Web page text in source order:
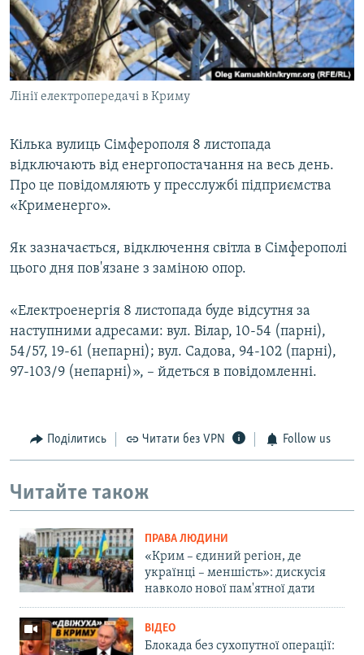
ВІДЕОУРОКИ «ELIFBE»
СВІДЧЕННЯ ОКУПАЦІЇ
УКРАЇНСЬКА ПРОБЛЕМА КРИМУ
ІНФОГРАФІКА
Русский
Qırımtatar
ДОЛУЧАЙСЯ!
Усі сайти RFE/RL
Лінії електропередачі в Криму
Кілька вулиць Сімферополя 8 листопада
відключають від енергопостачання на весь день.
Про це повідомляють у пресслужбі підприємства
«Крименерго».
Як зазначається, відключення світла в Сімферополі
цього дня пов'язане з заміною опор.
«Електроенергія 8 листопада буде відсутня за
наступними адресами: вул. Вілар, 10-54 (парні),
54/57, 19-61 (непарні); вул. Садова, 94-102 (парні),
97-103/9 (непарні)», – йдеться в повідомленні.
Поділитись Читати без VPN Follow us
Читайте також
ПРАВА ЛЮДИНИ
«Крим – єдиний регіон, де
українці – меншість»: дискусія
навколо нової пам'ятної дати
ВІДЕО
Блокада без сухопутної операції: